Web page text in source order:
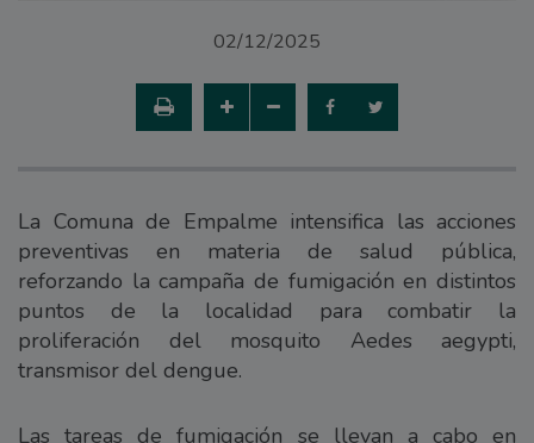
02/12/2025
La Comuna de Empalme intensifica las acciones
preventivas en materia de salud pública,
reforzando la campaña de fumigación en distintos
puntos de la localidad para combatir la
proliferación del mosquito Aedes aegypti,
transmisor del dengue.
Las tareas de fumigación se llevan a cabo en